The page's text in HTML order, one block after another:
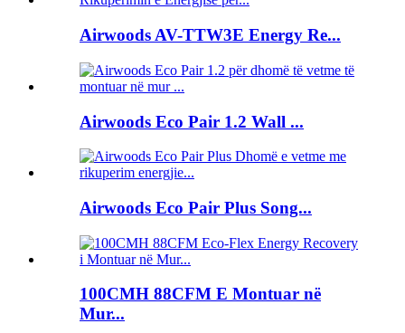
Airwoods AV-TTW3E Energy Re...
Airwoods Eco Pair 1.2 Wall ...
Airwoods Eco Pair Plus Song...
100CMH 88CFM E Montuar në
Mur...